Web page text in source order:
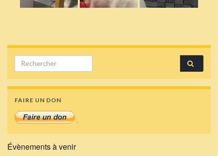
Search for:
FAIRE UN DON
Évènements à venir